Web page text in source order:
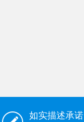
如实描述承诺